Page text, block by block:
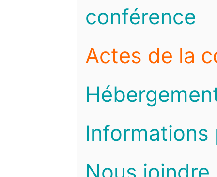
conférence
Actes de la
Informations
Nous joindre